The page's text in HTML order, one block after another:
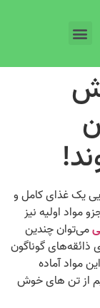
یک غذای کامل و
مواد اولیه نیز
می‌توان چندین
گوناگون
مواد آماده
از تن های خوش‌